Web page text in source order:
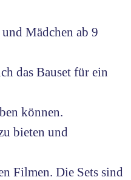
Mädchen ab 9
das Bauset für ein
können.
bieten und
Filmen. Die Sets sind